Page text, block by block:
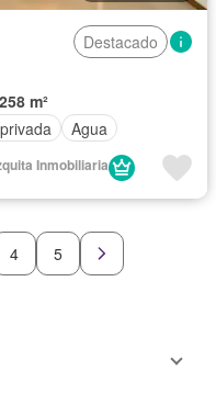
Destacado
258 m²
Agua
Inmobiliaria
4 5